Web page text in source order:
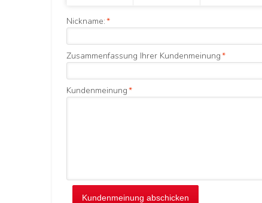
*
Nickname:
*
Zusammenfassung Ihrer Kundenmeinung
*
Kundenmeinung
Kundenmeinung abschicken